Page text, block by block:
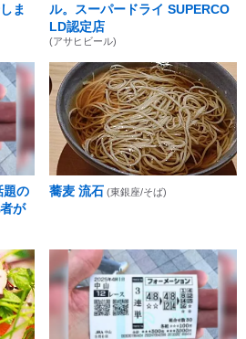
ま
ル。スーパードライ SUPERCO
LD認定店
(アサヒビール)
題の
が
蕎麦 流石 (東銀座/そば)